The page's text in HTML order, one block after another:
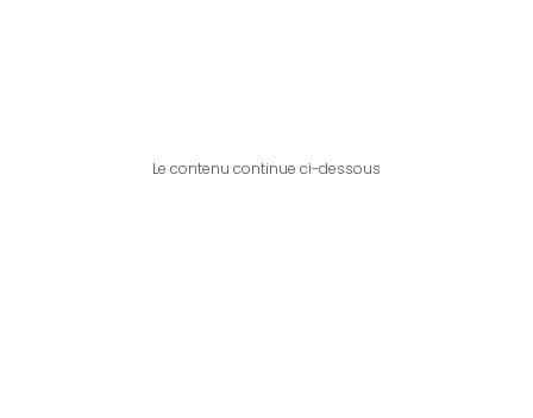
Le contenu continue ci-dessous